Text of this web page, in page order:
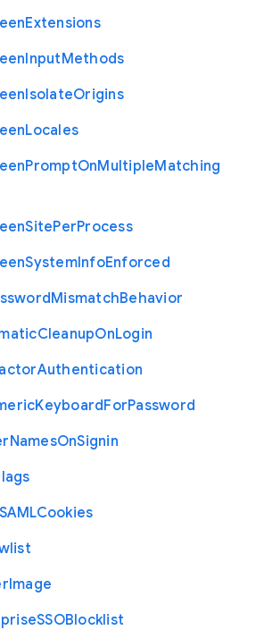
Extensions
InputMethods
IsolateOrigins
Locales
PromptOnMultipleMatching
SitePerProcess
SystemInfoEnforced
MismatchBehavior
CleanupOnLogin
Authentication
KeyboardForPassword
NamesOnSignin
SAMLCookies
Image
SSOBlocklist